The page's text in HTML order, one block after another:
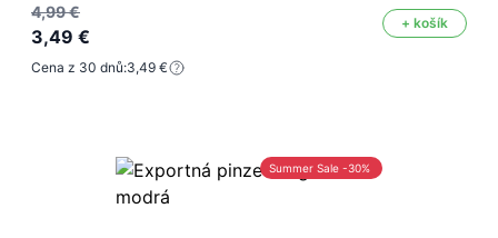
4,99 €
3,49 €
+ košík
Cena z 30 dnů:3,49 €
Summer Sale -30%